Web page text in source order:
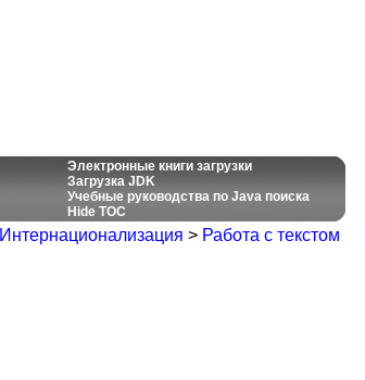
Электронные книги загрузки
Загрузка JDK
Учебные руководства по Java поиска
Hide TOC
Интернационализация > Работа с текстом